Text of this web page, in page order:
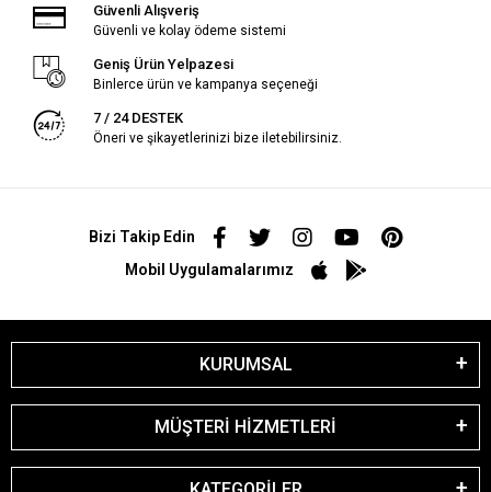
Güvenli Alışveriş
Güvenli ve kolay ödeme sistemi
Geniş Ürün Yelpazesi
Binlerce ürün ve kampanya seçeneği
7 / 24 DESTEK
Öneri ve şikayetlerinizi bize iletebilirsiniz.
Bizi Takip Edin
Mobil Uygulamalarımız
KURUMSAL
MÜŞTERİ HİZMETLERİ